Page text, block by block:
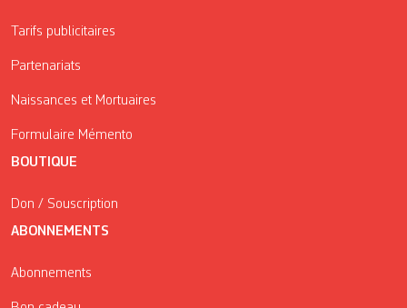
Tarifs publicitaires
Partenariats
Naissances et Mortuaires
Formulaire Mémento
BOUTIQUE
Don / Souscription
ABONNEMENTS
Abonnements